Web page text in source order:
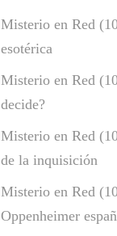
Misterio en Red
esotérica
Misterio en Red
decide?
Misterio en Red
de la inquisición
Misterio en Red
Oppenheimer